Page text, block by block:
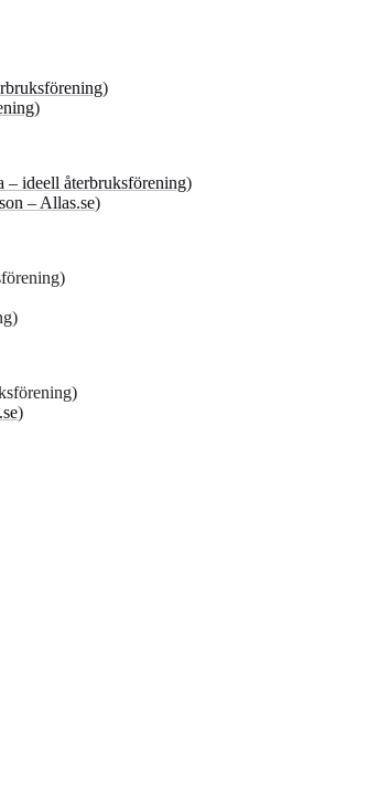
)
)
– ideell återbruksförening)
– Allas.se)
)